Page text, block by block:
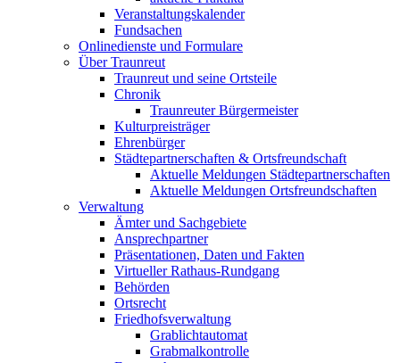
Veranstaltungskalender
Fundsachen
Onlinedienste und Formulare
Über Traunreut
Traunreut und seine Ortsteile
Chronik
Traunreuter Bürgermeister
Kulturpreisträger
Ehrenbürger
Städtepartnerschaften & Ortsfreundschaft
Aktuelle Meldungen Städtepartnerschaften
Aktuelle Meldungen Ortsfreundschaften
Verwaltung
Ämter und Sachgebiete
Ansprechpartner
Präsentationen, Daten und Fakten
Virtueller Rathaus-Rundgang
Behörden
Ortsrecht
Friedhofsverwaltung
Grablichtautomat
Grabmalkontrolle